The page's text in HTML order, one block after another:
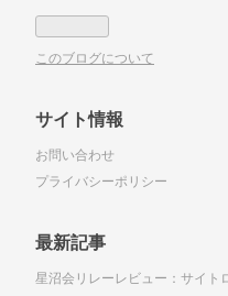
このブログについて
サイト情報
お問い合わせ
プライバシーポリシー
最新記事
星沼会リレーレビュー：サイト